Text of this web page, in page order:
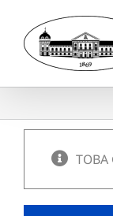
content
ТОВА